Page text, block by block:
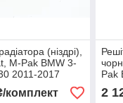
(ніздрі),
M-Pak BMW 3-
2011-2017
комплект
Pak
2